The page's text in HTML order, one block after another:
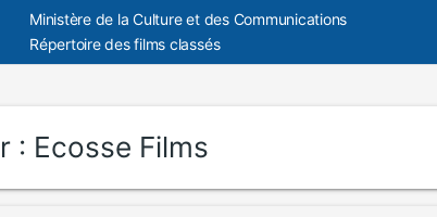
Ministère de la Culture et des Communications
Répertoire des films classés
: Ecosse Films